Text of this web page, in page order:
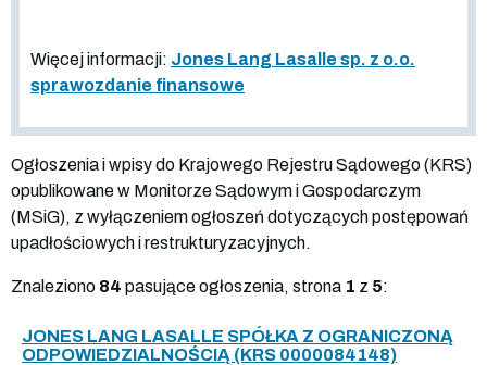
Więcej informacji: Jones Lang Lasalle sp. z o.o.
sprawozdanie finansowe
Ogłoszenia i wpisy do Krajowego Rejestru Sądowego (KRS)
opublikowane w Monitorze Sądowym i Gospodarczym
(MSiG), z wyłączeniem ogłoszeń dotyczących postępowań
upadłościowych i restrukturyzacyjnych.
Znaleziono 84 pasujące ogłoszenia, strona 1 z 5:
JONES LANG LASALLE SPÓŁKA Z OGRANICZONĄ
ODPOWIEDZIALNOŚCIĄ (KRS 0000084148)